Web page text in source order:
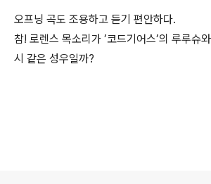
오프닝 곡도 조용하고 듣기 편안하다.
참! 로렌스 목소리가 ’코드기어스’의 루루슈
시 같은 성우일까?